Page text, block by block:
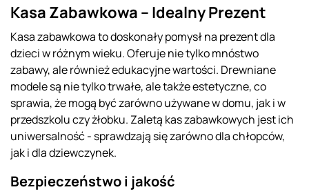
Kasa Zabawkowa – Idealny Prezent
Kasa zabawkowa to doskonały pomysł na prezent dla
dzieci w różnym wieku. Oferuje nie tylko mnóstwo
zabawy, ale również edukacyjne wartości. Drewniane
modele są nie tylko trwałe, ale także estetyczne, co
sprawia, że mogą być zarówno używane w domu, jak i w
przedszkolu czy żłobku. Zaletą kas zabawkowych jest ich
uniwersalność - sprawdzają się zarówno dla chłopców,
jak i dla dziewczynek.
Bezpieczeństwo i jakość